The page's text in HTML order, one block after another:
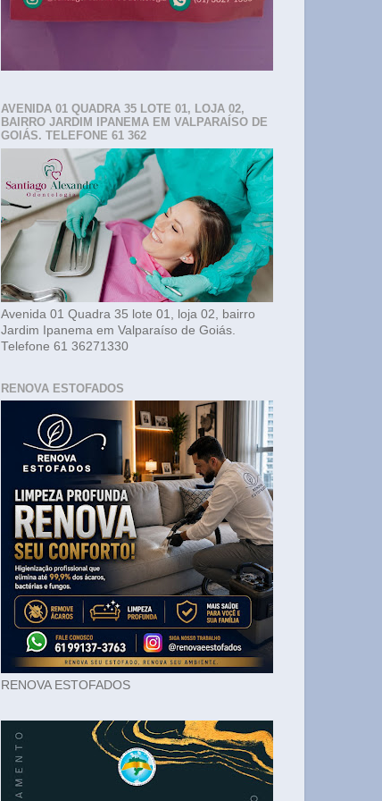
AVENIDA 01 QUADRA 35 LOTE 01, LOJA 02,
BAIRRO JARDIM IPANEMA EM VALPARAÍSO DE
GOIÁS. TELEFONE 61 362
Avenida 01 Quadra 35 lote 01, loja 02, bairro
Jardim Ipanema em Valparaíso de Goiás.
Telefone 61 36271330
RENOVA ESTOFADOS
RENOVA ESTOFADOS